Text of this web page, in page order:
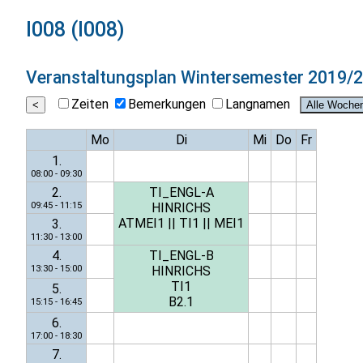
I008 (I008)
Veranstaltungsplan Wintersemester 2019/
Zeiten Bemerkungen Langnamen
Mo Di Mi Do
Fr
1.
08:00 - 09:30
2.
09:45 - 11:15
TI_ENGL-A
HINRICHS
ATMEI1
TI1 MEI1
3.
11:30 - 13:00
4.
13:30 - 15:00
TI_ENGL-B
HINRICHS
TI1
B2.1
5.
15:15 - 16:45
6.
17:00 - 18:30
7.